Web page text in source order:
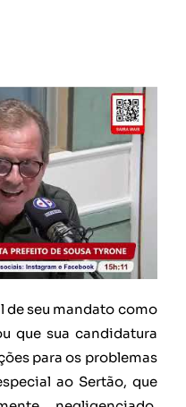
de seu mandato como
que sua candidatura
para os problemas
ao Sertão, que